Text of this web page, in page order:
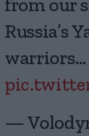
from our
Russia’s
warriors…
—